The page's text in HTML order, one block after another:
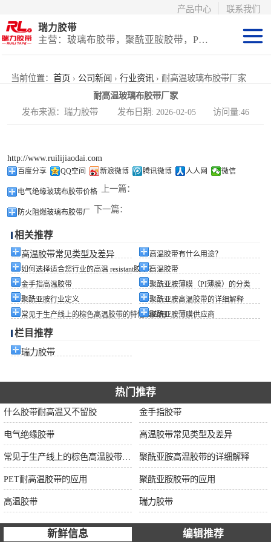
联系我们
产品中心
瑞力胶带
主营：玻璃布胶带，聚酰亚胺胶带，PET高温胶带，耐高温保护膜
当前位置： 首页 › 公司新闻 › 行业资讯 › 耐高温玻璃布胶带厂家
耐高温玻璃布胶带厂家
发布来源：瑞力胶带 发布日期: 2026-02-05 访问量:46
http://www.ruilijiaodai.com
百度分享 QQ空间 新浪微博 腾讯微博 人人网 微信
上一篇：
电气绝缘玻璃布胶带价格
下一篇：
防火阻燃玻璃布胶带厂
相关推荐
高温胶带常见类型及差异
高温胶带有什么用途？
如何选择适合您行业的高温 resistant胶带？高温胶带
金手指高温胶带
聚酰亚胺薄膜（PI薄膜）的分类
聚酰亚胺行业定义
聚酰亚胺高温胶带的详细解释
常见于生产线上的棕色高温胶带的特性及应用聚酰亚胺薄膜供应商
栏目推荐
瑞力胶带
热门推荐
什么胶带耐高温又不留胶 金手指胶带
电气绝缘胶带 高温胶带常见类型及差异
聚酰亚胺高温胶带的详细解释
PET耐高温胶带的应用 聚酰亚胺胶带的应用
高温胶带 瑞力胶带
新鲜信息 编辑推荐
聚酰亚胺系列
玻璃布胶带（特
（保护膜）
等离子热喷涂胶
带
防火陶瓷化硅胶
带